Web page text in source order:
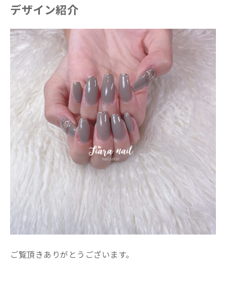
デザイン紹介
ご覧頂きありがとうございます。